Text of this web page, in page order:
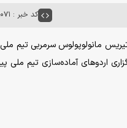
کد خبر : ۱۰۵۹۰۷۱